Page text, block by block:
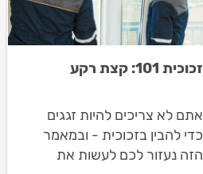
זכוכית 101: קצת רקע
אתם לא צריכים להיות זגגים
כדי להבין בזכוכית - ובמאמר
הזה נעזור לכם לעשות את